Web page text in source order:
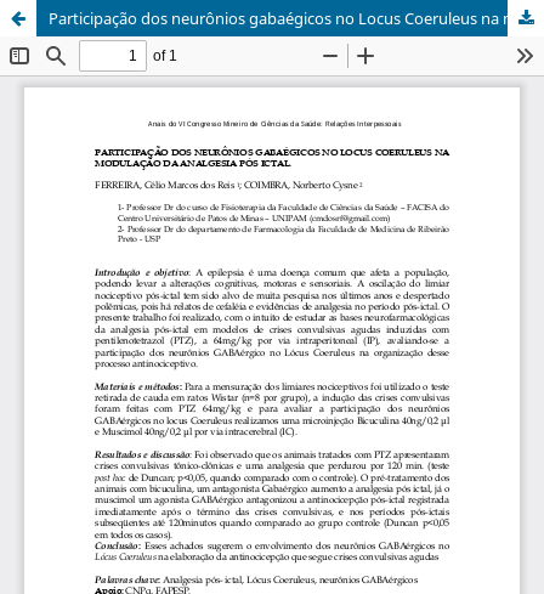
Participação dos neurônios gabaégicos no Locus Coeruleus na modulação da analgesia pós ICTAL